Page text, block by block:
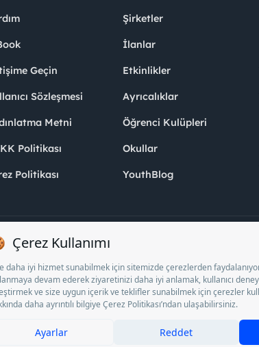
Geçin
Sözleşmesi
Metni
Politikası
Politikası
Şirketler
İlanlar
Etkinlikler
Ayrıcalıklar
Öğrenci Kulüpleri
Okullar
YouthBlog
Özel İstihdam Bürosu Olarak 13/05/2025 - 12/05/2028
belge ile faaliyet göstermektedir. 4904 sayılı kanun uyarınca